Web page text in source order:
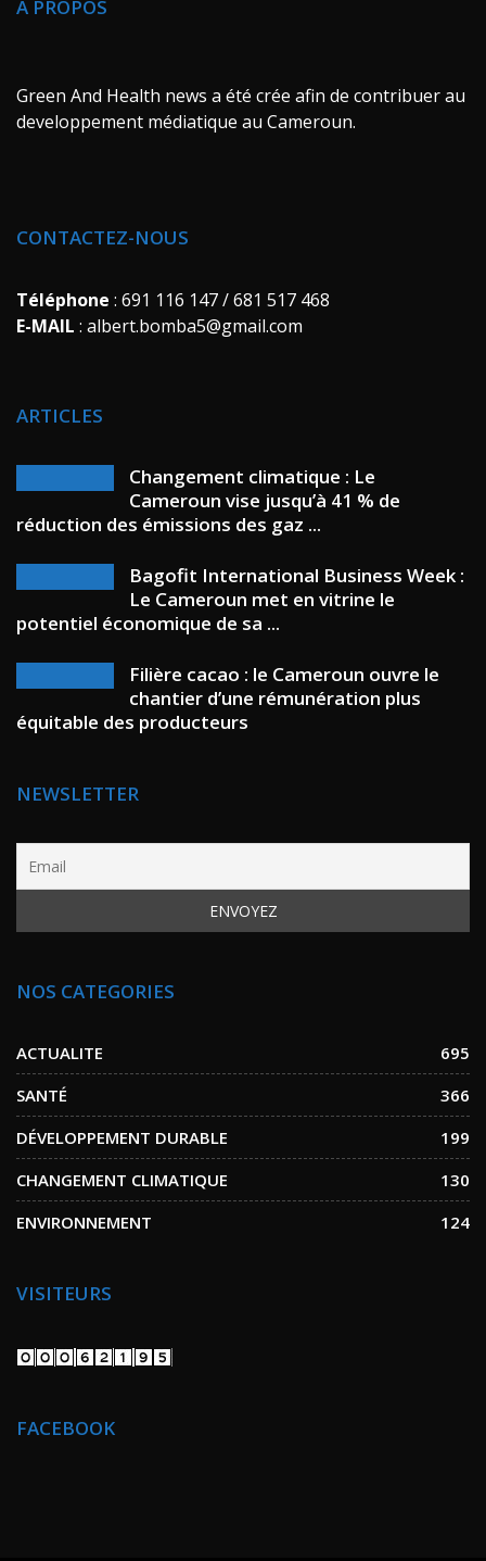
A PROPOS
Green And Health news a été crée afin de contribuer au
developpement médiatique au Cameroun.
CONTACTEZ-NOUS
Téléphone : 691 116 147 / 681 517 468
E-MAIL : albert.bomba5@gmail.com
ARTICLES
Changement climatique : Le
Cameroun vise jusqu’à 41 % de
réduction des émissions des gaz ...
Bagofit International Business Week :
Le Cameroun met en vitrine le
potentiel économique de sa ...
Filière cacao : le Cameroun ouvre le
chantier d’une rémunération plus
équitable des producteurs
NEWSLETTER
NOS CATEGORIES
ACTUALITE
695
SANTÉ
366
DÉVELOPPEMENT DURABLE
199
CHANGEMENT CLIMATIQUE
130
ENVIRONNEMENT
124
VISITEURS
FACEBOOK